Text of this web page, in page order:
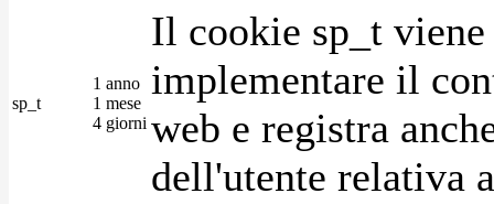
sp_t
1 anno
1 mese
4 giorni
Il cookie sp_t
implementare il
web e registra
dell'utente relativa